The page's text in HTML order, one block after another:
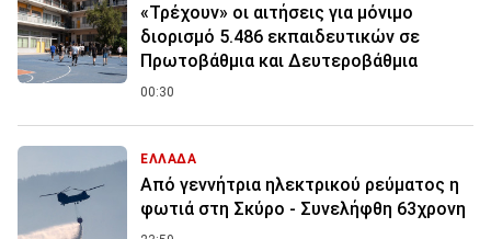
«Τρέχουν» οι αιτήσεις για μόνιμο
διορισμό 5.486 εκπαιδευτικών σε
Πρωτοβάθμια και Δευτεροβάθμια
00:30
ΕΛΛΑΔΑ
Από γεννήτρια ηλεκτρικού ρεύματος η
φωτιά στη Σκύρο - Συνελήφθη 63χρονη